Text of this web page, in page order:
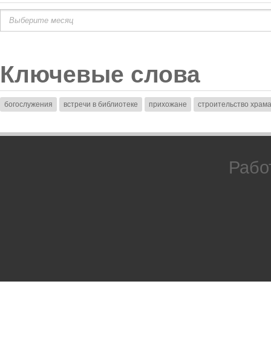
Архив
Ключевые слова
богослужения встречи в библиотеке прихожане строительство храма